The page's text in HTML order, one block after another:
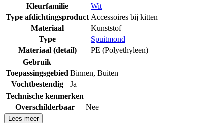
Kleurfamilie
Wit
Type afdichtingsproduct Accessoires bij kitten
Materiaal
Kunststof
Type
Spuitmond
Materiaal (detail)
PE (Polyethyleen)
Gebruik
Toepassingsgebied Binnen, Buiten
Vochtbestendig
Ja
Technische kenmerken
Overschilderbaar
Nee
Lees meer